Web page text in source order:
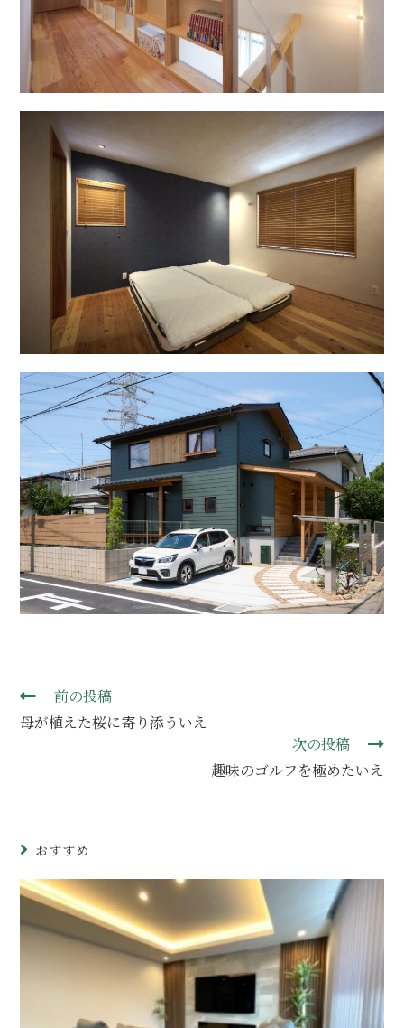
前の投稿
母が植えた桜に寄り添ういえ
次の投稿
趣味のゴルフを極めたいえ
おすすめ